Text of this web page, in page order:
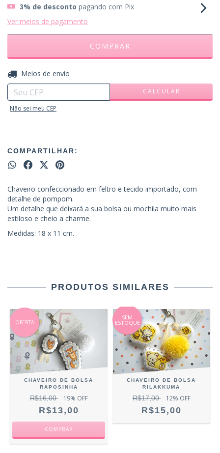
3% de desconto pagando com Pix
Ver meios de pagamento
Entregas para o CEP:
Meios de envio
CALCULAR
Não sei meu CEP
COMPARTILHAR:
Chaveiro confeccionado em feltro e tecido importado, com
detalhe de pompom.
Um detalhe que deixará a sua bolsa ou mochila muito mais
estiloso e cheio a charme.
Medidas: 18 x 11 cm.
PRODUTOS SIMILARES
OFERTA
CHAVEIRO DE BOLSA
RAPOSINHA
R$16,00 19% OFF
R$13,00
SEM
ESTOQUE
CHAVEIRO DE BOLSA
RILAKKUMA
R$17,00 12% OFF
R$15,00